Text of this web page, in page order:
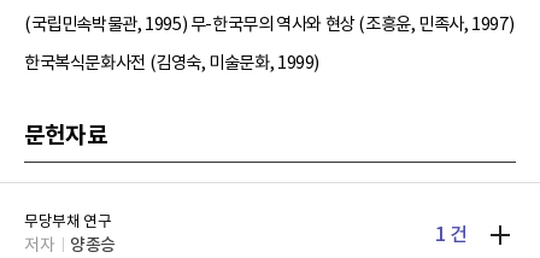
(국립민속박물관, 1995) 무-한국무의 역사와 현상 (조흥윤, 민족사, 1997)
한국복식문화사전 (김영숙, 미술문화, 1999)
문헌자료
무당부채 연구
저자 양종승 1 건